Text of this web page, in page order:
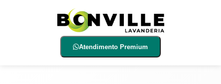
Atendimento Premium